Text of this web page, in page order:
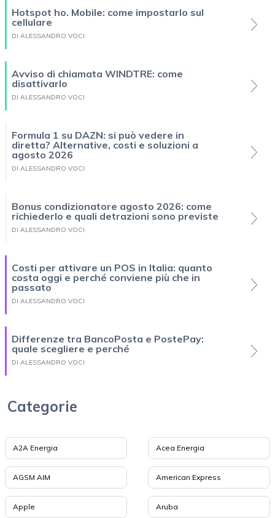
Hotspot ho. Mobile: come impostarlo sul
cellulare
DI ALESSANDRO VOCI
Avviso di chiamata WINDTRE: come
disattivarlo
DI ALESSANDRO VOCI
Formula 1 su DAZN: si può vedere in
diretta? Alternative, costi e soluzioni a
agosto 2026
DI ALESSANDRO VOCI
Bonus condizionatore agosto 2026: come
richiederlo e quali detrazioni sono previste
DI ALESSANDRO VOCI
Costi per attivare un POS in Italia: quanto
costa oggi e perché conviene più che in
passato
DI ALESSANDRO VOCI
Differenze tra BancoPosta e PostePay:
quale scegliere e perché
DI ALESSANDRO VOCI
Categorie
A2A Energia Acea Energia
AGSM AIM American Express
Apple Aruba